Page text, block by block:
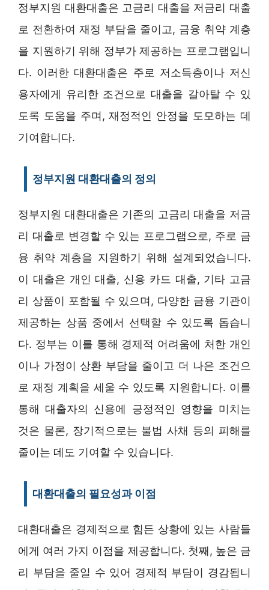
정부지원 대환대출은 고금리 대출을 저금리 대출
로 전환하여 재정 부담을 줄이고, 금융 취약 계층
을 지원하기 위해 정부가 제공하는 프로그램입니
다. 이러한 대환대출은 주로 저소득층이나 저신
용자에게 유리한 조건으로 대출을 갈아탈 수 있
도록 도움을 주며, 재정적인 안정을 도모하는 데
기여합니다.
정부지원 대환대출의 정의
정부지원 대환대출은 기존의 고금리 대출을 저금
리 대출로 변경할 수 있는 프로그램으로, 주로 금
융 취약 계층을 지원하기 위해 설계되었습니다.
이 대출은 개인 대출, 신용 카드 대출, 기타 고금
리 상품이 포함될 수 있으며, 다양한 금융 기관이
제공하는 상품 중에서 선택할 수 있도록 돕습니
다. 정부는 이를 통해 경제적 어려움에 처한 개인
이나 가정이 상환 부담을 줄이고 더 나은 조건으
로 재정 계획을 세울 수 있도록 지원합니다. 이를
통해 대출자의 신용에 긍정적인 영향을 미치는
것은 물론, 장기적으로는 불법 사채 등의 피해를
줄이는 데도 기여할 수 있습니다.
대환대출의 필요성과 이점
대환대출은 경제적으로 힘든 상황에 있는 사람들
에게 여러 가지 이점을 제공합니다. 첫째, 높은 금
리 부담을 줄일 수 있어 경제적 부담이 경감됩니